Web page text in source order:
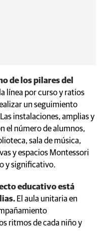
de los pilares del
línea por curso y ratios
un seguimiento
instalaciones, amplias y
el número de alumnos,
sala de música,
y espacios Montessori
y significativo.
educativo está
El aula unitaria en
ritmos de cada niño y